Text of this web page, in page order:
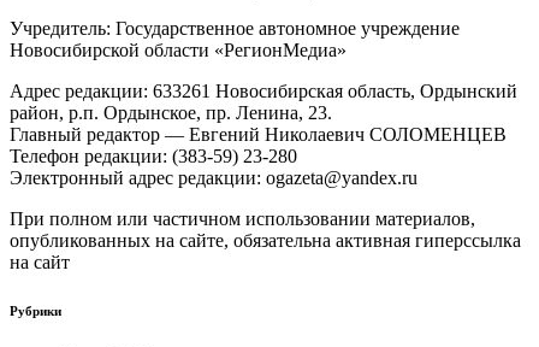
Учредитель: Государственное автономное учреждение
Новосибирской области «РегионМедиа»
Адрес редакции: 633261 Новосибирская область, Ордынский
район, р.п. Ордынское, пр. Ленина, 23.
Главный редактор — Евгений Николаевич СОЛОМЕНЦЕВ
Телефон редакции: (383-59) 23-280
Электронный адрес редакции: ogazeta@yandex.ru
При полном или частичном использовании материалов,
опубликованных на сайте, обязательна активная гиперссылка
на сайт
Рубрики